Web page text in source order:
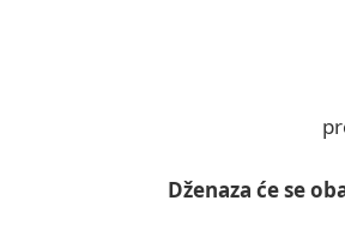
Dženaza će se